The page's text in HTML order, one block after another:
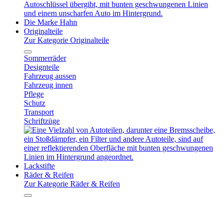
Die Marke Hahn
Originalteile
Zur Kategorie Originalteile
Sommerräder
Designteile
Fahrzeug aussen
Fahrzeug innen
Pflege
Schutz
Transport
Schriftzüge
Lackstifte
Räder & Reifen
Zur Kategorie Räder & Reifen